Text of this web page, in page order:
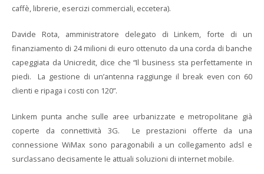
caffè, librerie, esercizi commerciali, eccetera).
Davide Rota, amministratore delegato di Linkem, forte di un
finanziamento di 24 milioni di euro ottenuto da una corda di banche
capeggiata da Unicredit, dice che “Il business sta perfettamente in
piedi. La gestione di un’antenna raggiunge il break even con 60
clienti e ripaga i costi con 120”.
Linkem punta anche sulle aree urbanizzate e metropolitane già
coperte da connettività 3G. Le prestazioni offerte da una
connessione WiMax sono paragonabili a un collegamento adsl e
surclassano decisamente le attuali soluzioni di internet mobile.